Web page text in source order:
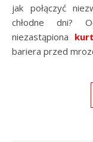
jak połączyć
chłodne dni?
niezastąpiona
bariera przed